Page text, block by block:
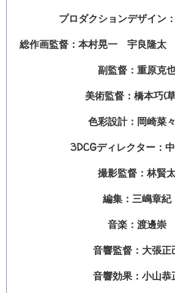
プロダクションデザイン
総作画監督：本村晃一 宇良隆
副監督：重原克
美術監督：橋本巧(
色彩設計：岡崎菜
3DCGディレクター：
撮影監督：林賢
編集：三嶋章紀
音楽：渡邊崇
音響監督：大張正
音響効果：小山恭